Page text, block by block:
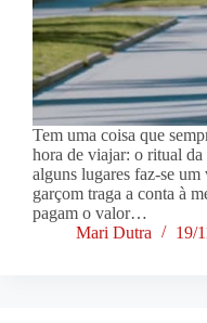
Tem uma coisa que
hora de viajar: o ritual
alguns lugares faz-se
garçom traga a conta à
pagam o valor…
Mari Dutra
19/